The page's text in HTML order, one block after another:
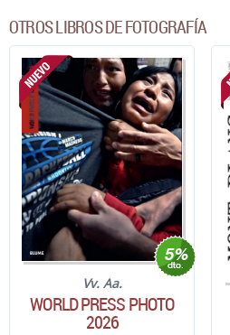
OTROS LIBROS DE FOTOGRAFÍA
Vv. Aa.
WORLD PRESS PHOTO
2026